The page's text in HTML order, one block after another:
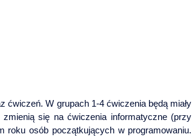
ćwiczeń. W grupach 1-4 ćwiczenia będą miały
się na ćwiczenia informatyczne (przy
roku osób początkujących w programowaniu.